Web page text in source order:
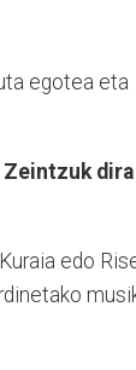
egotea eta
dira
edo